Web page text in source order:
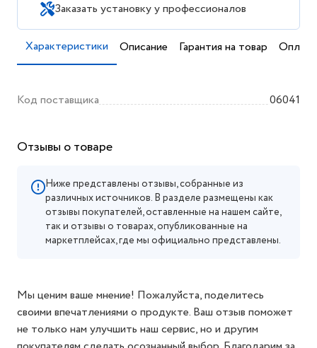
Заказать установку у профессионалов
Характеристики Описание Гарантия на товар Оплата
Код поставщика 06041
Отзывы о товаре
Ниже представлены отзывы, собранные из
различных источников. В разделе размещены как
отзывы покупателей, оставленные на нашем сайте,
так и отзывы о товарах, опубликованные на
маркетплейсах, где мы официально представлены.
Мы ценим ваше мнение! Пожалуйста, поделитесь
своими впечатлениями о продукте. Ваш отзыв поможет
не только нам улучшить наш сервис, но и другим